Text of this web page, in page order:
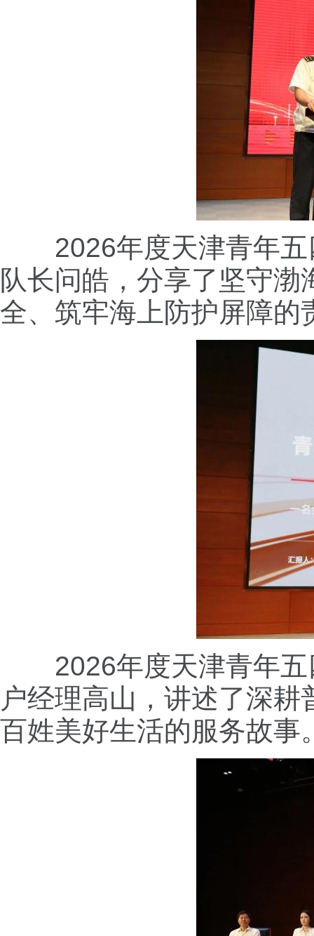
2026年度天津青年五
队长问皓，分享了坚守
全、筑牢海上防护屏障的
2026年度天津青年五
户经理高山，讲述了深
百姓美好生活的服务故事